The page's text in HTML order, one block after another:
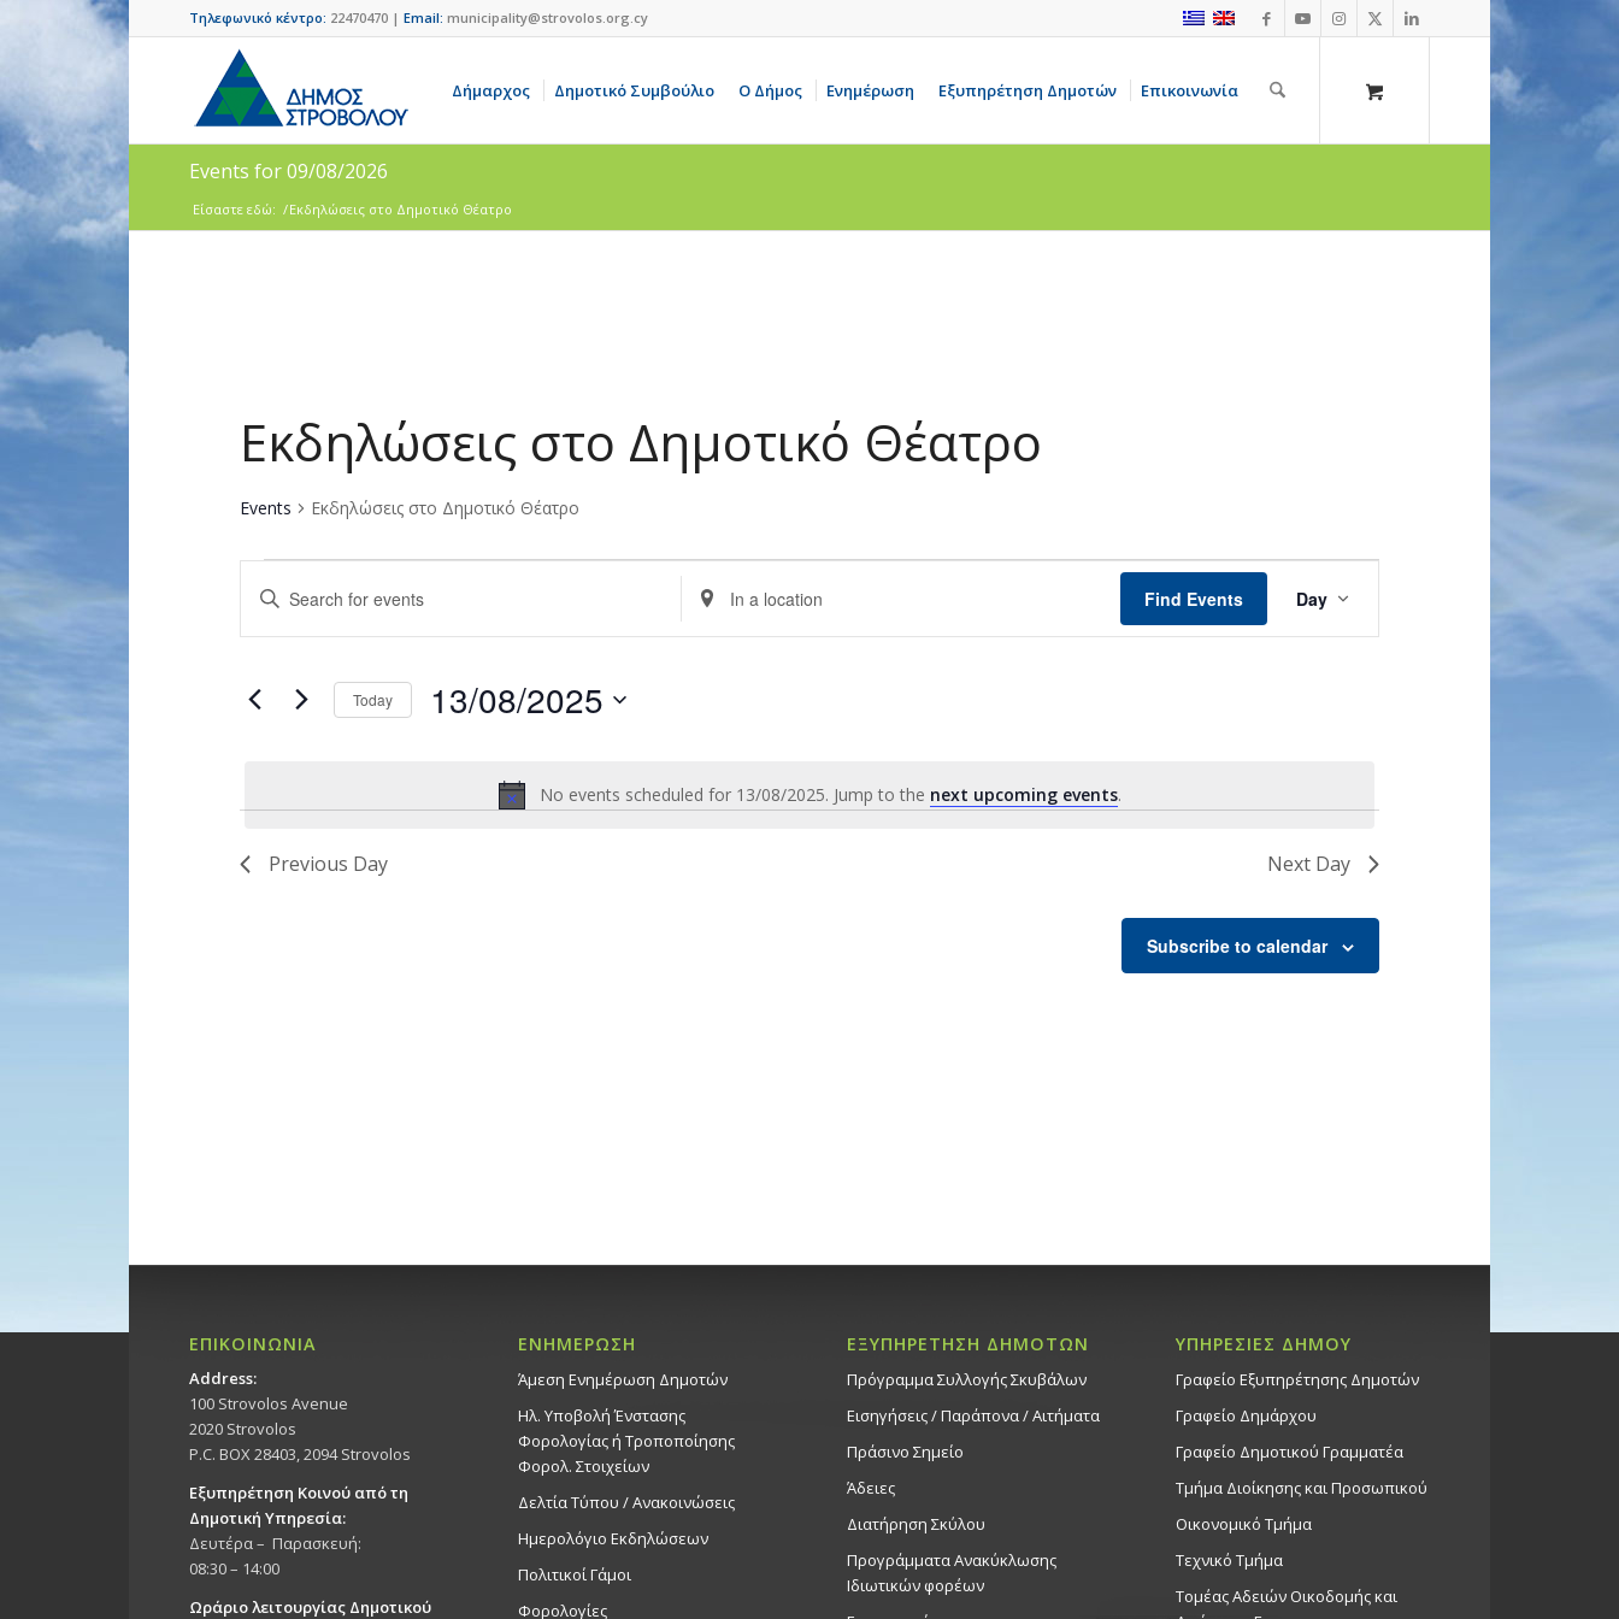
Τηλεφωνικό κέντρο: 22470470 | Email: municipality@strovolos.org.cy
Δήμαρχος Δημοτικό Συμβούλιο Ο Δήμος Ενημέρωση Εξυπηρέτηση Δημοτών Επικοινωνία
Events for 09/08/2026
Είσαστε εδώ: /Εκδηλώσεις στο Δημοτικό Θέατρο
Εκδηλώσεις στο Δημοτικό Θέατρο
Events Εκδηλώσεις στο Δημοτικό Θέατρο
Notice
No events scheduled for 13/08/2025. Jump to the next upcoming events.
Events
Search
and
Views
Navigation
Enter
Keyword.
Search
Events
Enter
Location.
Search
Find Events
Views
Day
Today 13/08/2025
Previous Day Next Day
Subscribe to calendar
ΕΠΙΚΟΙΝΩΝΙΑ
Address:
100 Strovolos Avenue
2020 Strovolos
P.C. BOX 28403, 2094 Strovolos
Εξυπηρέτηση Κοινού από τη
Δημοτική Υπηρεσία:
Δευτέρα – Παρασκευή:
08:30 – 14:00
Ωράριο λειτουργίας Δημοτικού
ΕΝΗΜΕΡΩΣΗ
Άμεση Ενημέρωση Δημοτών
Ηλ. Υποβολή Ένστασης
Φορολογίας ή Τροποποίησης
Φορολ. Στοιχείων
Δελτία Τύπου / Ανακοινώσεις
Ημερολόγιο Εκδηλώσεων
Πολιτικοί Γάμοι
Φορολογίες
ΕΞΥΠΗΡΕΤΗΣΗ ΔΗΜΟΤΩΝ
Πρόγραμμα Συλλογής Σκυβάλων
Εισηγήσεις / Παράπονα / Αιτήματα
Πράσινο Σημείο
Άδειες
Διατήρηση Σκύλου
Προγράμματα Ανακύκλωσης
Ιδιωτικών φορέων
ΥΠΗΡΕΣΙΕΣ ΔΗΜΟΥ
Γραφείο Εξυπηρέτησης Δημοτών
Γραφείο Δημάρχου
Γραφείο Δημοτικού Γραμματέα
Τμήμα Διοίκησης και Προσωπικού
Οικονομικό Τμήμα
Τεχνικό Τμήμα
Τομέας Αδειών Οικοδομής και